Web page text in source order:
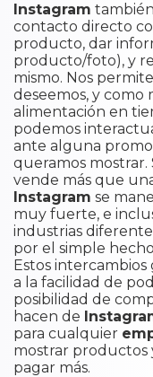
Instagram
contacto directo
producto, dar
producto/foto), y
mismo. Nos
deseemos, y
alimentación en
podemos
ante alguna
queramos mostrar.
vende más que
Instagram se
muy fuerte, e
industrias
por el simple
Estos
a la facilidad de
posibilidad de
hacen de
para cualquier
mostrar productos
pagar más.